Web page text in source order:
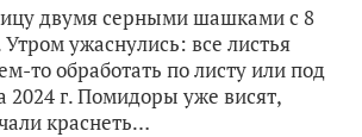
двумя серными шашками с 8
Утром ужаснулись: все листья
то обработать по листу или под
2024 г. Помидоры уже висят,
краснеть…